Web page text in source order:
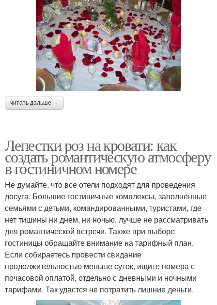
читать дальше →
Лепестки роз на кровати: как
создать романтическую атмосферу
в гостиничном номере
Не думайте, что все отели подходят для проведения
досуга. Большие гостиничные комплексы, заполненные
семьями с детьми, командированными, туристами, где
нет тишины ни днем, ни ночью, лучше не рассматривать
для романтической встречи. Также при выборе
гостиницы обращайте внимание на тарифный план.
Если собираетесь провести свидание
продолжительностью меньше суток, ищите номера с
почасовой оплатой, отдельно с дневными и ночными
тарифами. Так удастся не потратить лишние деньги.